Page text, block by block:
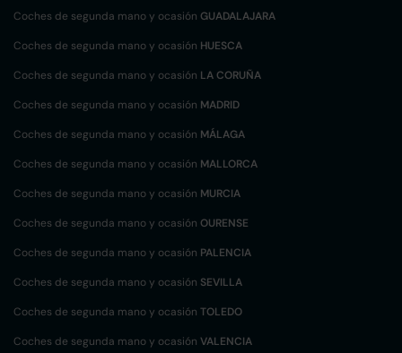
Coches de segunda mano y ocasión GUADALAJARA
Coches de segunda mano y ocasión HUESCA
Coches de segunda mano y ocasión LA CORUÑA
Coches de segunda mano y ocasión MADRID
Coches de segunda mano y ocasión MÁLAGA
Coches de segunda mano y ocasión MALLORCA
Coches de segunda mano y ocasión MURCIA
Coches de segunda mano y ocasión OURENSE
Coches de segunda mano y ocasión PALENCIA
Coches de segunda mano y ocasión SEVILLA
Coches de segunda mano y ocasión TOLEDO
Coches de segunda mano y ocasión VALENCIA